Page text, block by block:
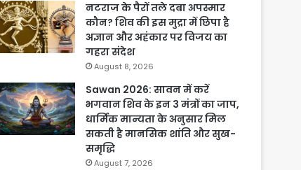
नटराज के पैरों तले दबा अपस्मार
कौन? शिव की इस मुद्रा में छिपा है
अज्ञान और अहंकार पर विजय का
गहरा संदेश
August 8, 2026
Sawan 2026: सावन में करें
भगवान शिव के इन 3 मंत्रों का जाप,
धार्मिक मान्यता के अनुसार मिल
सकती है मानसिक शांति और सुख-
समृद्धि
August 7, 2026